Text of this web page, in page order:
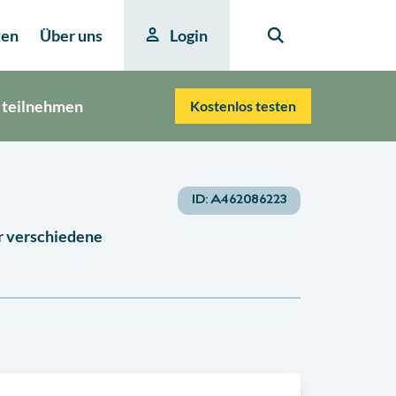
Über uns Login
teilnehmen Kostenlos testen
verschiedene
ID:A462086223